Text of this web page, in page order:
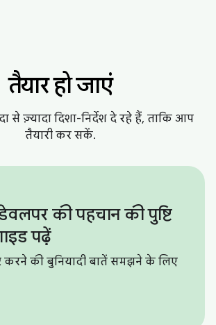
तैयार हो जाएं
से ज़्यादा दिशा-निर्देश दे रहे हैं, ताकि आप
तैयारी कर सकें.
की पहचान की पुष्टि
पढ़ें
करने की बुनियादी बातें समझने के लिए